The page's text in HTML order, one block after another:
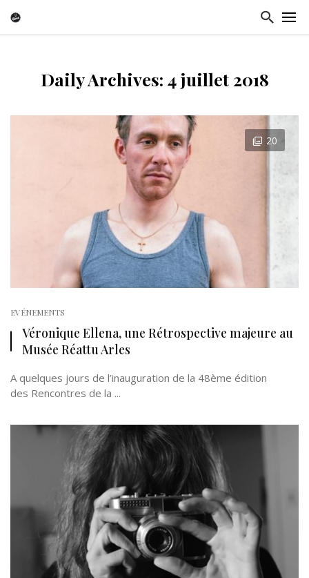
Daily Archives: 4 juillet 2018
20
EVÉNEMENTS
Véronique Ellena, une Rétrospective majeure au
Musée Réattu Arles
A quelques jours de l’inauguration de la 48ème édition
des Rencontres de la ...